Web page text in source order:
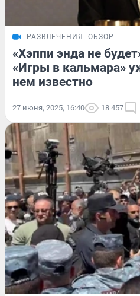
РАЗВЛЕЧЕНИЯ ОБЗОР
«Хэппи энда не
«Игры в кальмара»
нем известно
27 июня, 2025, 16:40 18 457